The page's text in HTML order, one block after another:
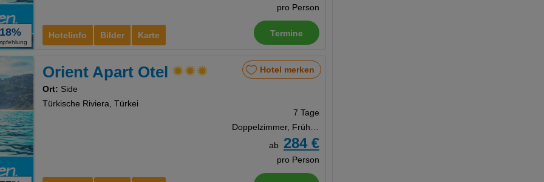
18% Hotelinfo Bilder Karte
pro Person
Termine
Orient Apart Otel
Ort: Side
Türkische Riviera, Türkei
Hotel merken
7 Tage
Doppelzimmer, Frühstück
ab
284 €
pro Person